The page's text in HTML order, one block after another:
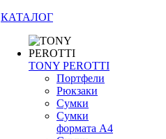
КАТАЛОГ
TONY PEROTTI
Портфели
Рюкзаки
Сумки
Сумки
формата А4